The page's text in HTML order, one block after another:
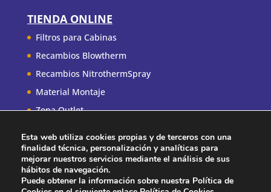
TIENDA ONLINE
Filtros para Cabinas
Recambios Blowtherm
Recambios NitrothermSpray
Material Montaje
Zona Outlet
Condiciones de uso Política de Privacidad
Esta web utiliza cookies propias y de terceros con una
finalidad técnica, personalización y analíticas para
mejorar nuestros servicios mediante el análisis de sus
hábitos de navegación.
Puede obtener la información sobre nuestra Política de